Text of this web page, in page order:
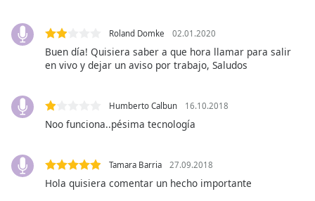
in-
Picture
Fullscreen
modal
Beginning
Roland Domke 02.01.2020
Buen día! Quisiera saber a que hora llamar para salir
en vivo y dejar un aviso por trabajo, Saludos
Humberto Calbun 16.10.2018
Noo funciona..pésima tecnología
Tamara Barria 27.09.2018
Hola quisiera comentar un hecho importante